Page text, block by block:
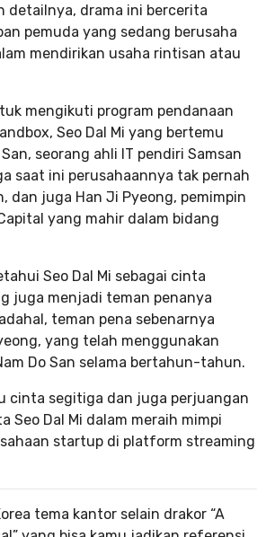
detailnya, drama ini bercerita
pemuda yang sedang berusaha
mendirikan usaha rintisan atau
mengikuti program pendanaan
Seo Dal Mi yang bertemu
seorang ahli IT pendiri Samsan
saat ini perusahaannya tak pernah
dan juga Han Ji Pyeong, pemimpin
yang mahir dalam bidang
Seo Dal Mi sebagai cinta
juga menjadi teman penanya
teman pena sebenarnya
yang telah menggunakan
Do San selama bertahun-tahun.
cinta segitiga dan juga perjuangan
Seo Dal Mi dalam meraih mimpi
startup di platform streaming
tema kantor selain drakor “A